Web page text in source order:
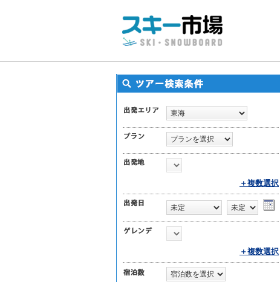
＋複数選択
＋複数選択